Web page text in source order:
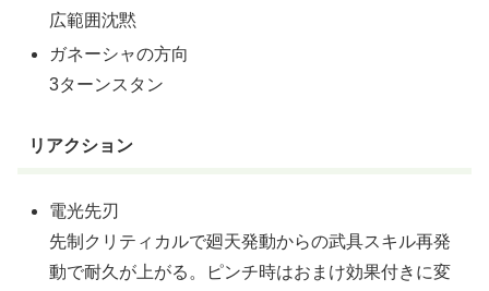
広範囲沈黙
ガネーシャの方向
3ターンスタン
リアクション
電光先刃
先制クリティカルで廻天発動からの武具スキル再発
動で耐久が上がる。ピンチ時はおまけ効果付きに変